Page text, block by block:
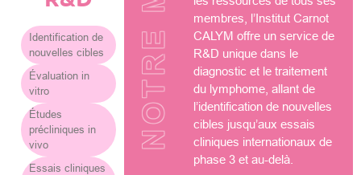
Identification de
nouvelles cibles
Évaluation in
vitro
Études
précliniques in
vivo
Essais cliniques
membres, l’Institut Carnot
CALYM offre un service de
R&D unique dans le
diagnostic et le traitement
du lymphome, allant de
l’identification de nouvelles
cibles jusqu’aux essais
cliniques internationaux de
phase 3 et au-delà.